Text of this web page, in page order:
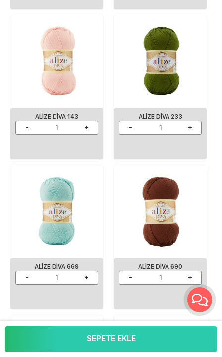
SEPETE EKLE
ALIZE DIVA 143 ALIZE DIVA 233
ALIZE DIVA 669 ALIZE DIVA 690